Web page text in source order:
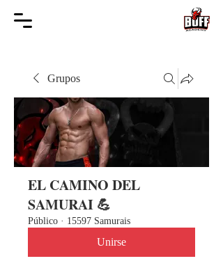
Grupos
EL CAMINO DEL
SAMURAI 💪
Público · 15597 Samurais
Unirse